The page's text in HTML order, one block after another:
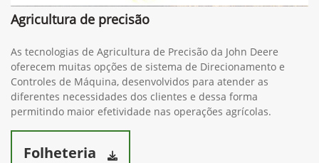
Agricultura de precisão
As tecnologias de Agricultura de Precisão da John Deere
oferecem muitas opções de sistema de Direcionamento e
Controles de Máquina, desenvolvidos para atender as
diferentes necessidades dos clientes e dessa forma
permitindo maior efetividade nas operações agrícolas.
Folheteria